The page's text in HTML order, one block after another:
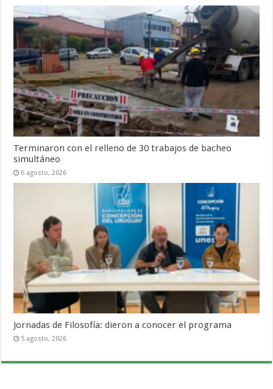
Terminaron con el relleno de 30 trabajos de bacheo
simultáneo
6 agosto, 2026
Jornadas de Filosofía: dieron a conocer el programa
5 agosto, 2026